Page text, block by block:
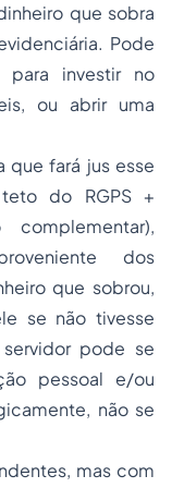
que sobra
Pode
para investir no
ou abrir uma
que fará jus esse
do RGPS +
dos
que sobrou,
se não tivesse
pode se
pessoal e/ou
não se
mas com